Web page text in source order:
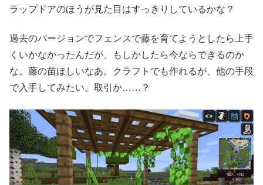
ラップドアのほうが見た目はすっきりしているかな？
過去のバージョンでフェンスで藤を育てようとしたら上手
くいかなかったんだが、もしかしたら今ならできるのか
な。藤の苗ほしいなあ。クラフトでも作れるが、他の手段
で入手してみたい。取引か……？